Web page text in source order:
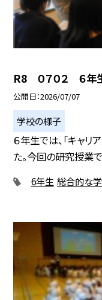
R8 ０７０２ ６年
公開日 2026/07/07
学校の様子
６年生では、「キャリ
た。今回の研究授業
6年生 総合的な